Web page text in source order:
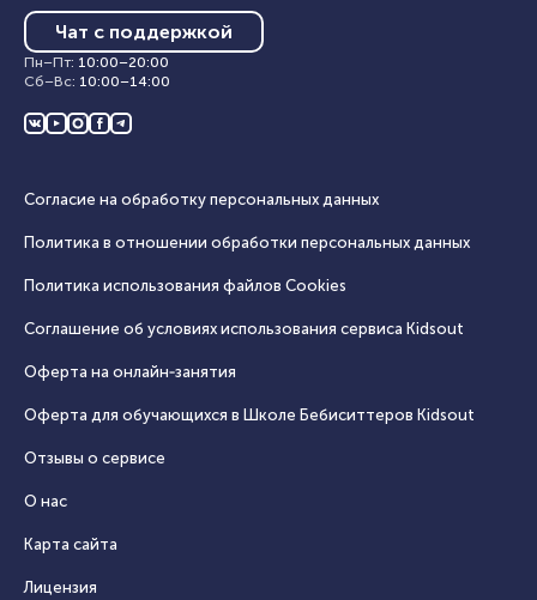
Чат с поддержкой
Пн–Пт: 10:00–20:00
Сб–Вс: 10:00–14:00
Согласие на обработку персональных данных
Политика в отношении обработки персональных данных
Политика использования файлов Cookies
Соглашение об условиях использования сервиса Кidsout
Оферта на онлайн‑занятия
Оферта для обучающихся в Школе Бебиситтеров Kidsout
Отзывы о сервисе
О нас
Карта сайта
Лицензия